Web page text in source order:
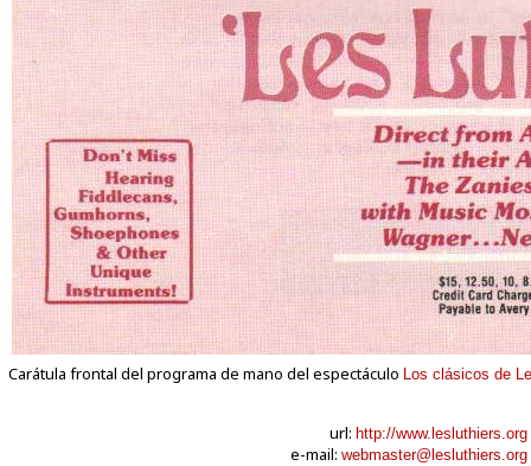
Carátula frontal del programa de mano del espectáculo Los clásicos de
url: http://www.lesluthiers.org
e-mail: webmaster@lesluthiers.org